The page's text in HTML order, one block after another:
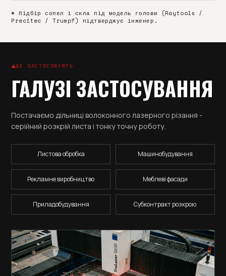
* Підбір сопел і скла під модель голови (Raytools /
Precitec / Trumpf) підтверджує інженер.
ДЕ ЗАСТОСОВУЮТЬ
ГАЛУЗІ ЗАСТОСУВАННЯ
Постачаємо дільниці волоконного лазерного різання -
серійний розкрій листа і тонку точну роботу.
Листова обробка Машинобудування
Рекламне виробництво Меблеві фасади
Приладобудування Субконтракт розкрою